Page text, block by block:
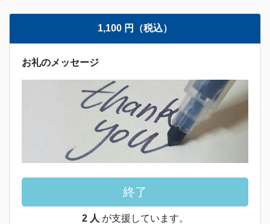
1,100 円（税込）
お礼のメッセージ
終了
2 人 が支援しています。